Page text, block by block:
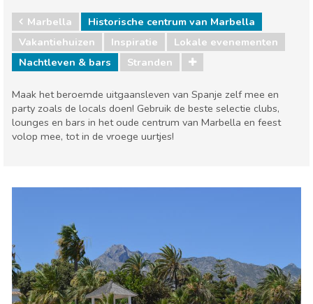
Marbella
Historische centrum van Marbella
Vakantiehuizen
Inspiratie
Lokale evenementen
Nachtleven & bars
Stranden
Maak het beroemde uitgaansleven van Spanje zelf mee en
party zoals de locals doen! Gebruik de beste selectie clubs,
lounges en bars in het oude centrum van Marbella en feest
volop mee, tot in de vroege uurtjes!
Stranden